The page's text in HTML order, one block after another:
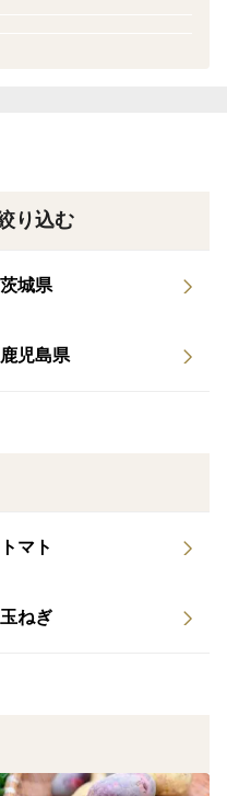
包み、レンジでチン♪
美味しさを感じられま
旨味が料理を引き立て
じゃがいもです。
り込む
茨城県
鹿児島県
トマト
玉ねぎ